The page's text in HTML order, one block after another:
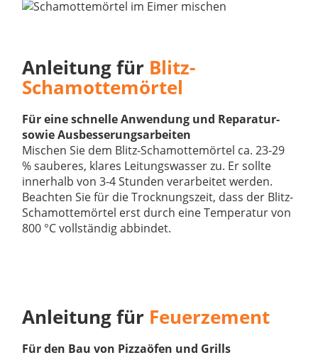
Anleitung für Blitz-
Schamottemörtel
Für eine schnelle Anwendung und Reparatur-
sowie Ausbesserungsarbeiten
Mischen Sie dem Blitz-Schamottemörtel ca. 23-29
% sauberes, klares Leitungswasser zu. Er sollte
innerhalb von 3-4 Stunden verarbeitet werden.
Beachten Sie für die Trocknungszeit, dass der Blitz-
Schamottemörtel erst durch eine Temperatur von
800 °C vollständig abbindet.
Anleitung für Feuerzement
Für den Bau von Pizzaöfen und Grills